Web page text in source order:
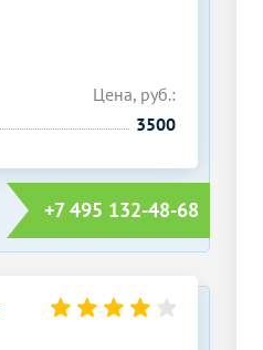
Цена, руб.:
3500
+7 495 132-48-68